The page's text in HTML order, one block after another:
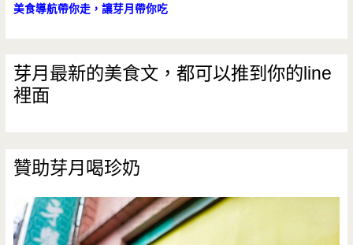
美食導航帶你走，讓芽月帶你吃
芽月最新的美食文，都可以推到你的line
裡面
贊助芽月喝珍奶